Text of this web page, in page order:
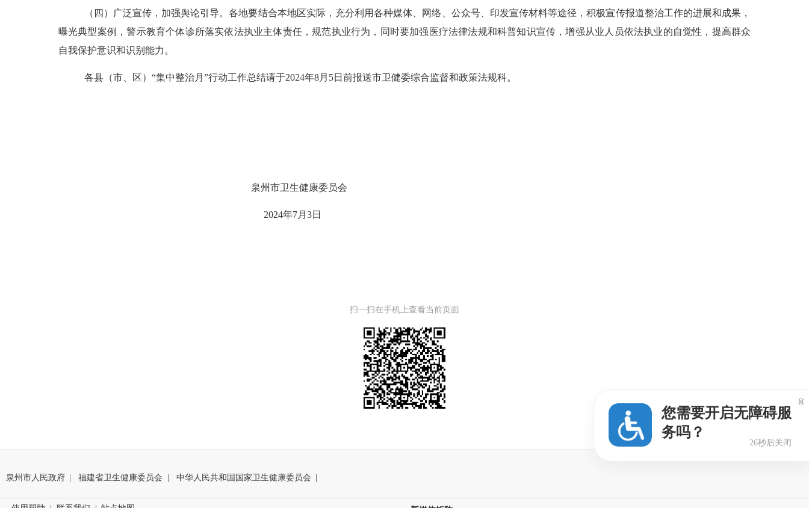
（四） 广泛宣传， 加强舆论引导。各地要结合本地区实际， 充分利用各种媒体、网络 公众号、印发宣传材料等途径，积极宣传报道整治工作的进展和成果，
曝光典型案例 ，警示教育个体诊所落实依法执业主体责任，规范执业行为， 同时要加强医疗法律法规和科普知识宣传，增强从业人员依法执业的自觉性，提高群众
自我保护意识和识别能力。
各县（市、区） “集中整治月”行动工作总结请于2024年8月5日前报送市卫健委综合监督和政策法规科。
泉州市卫生健康委员会
2024年7月3日
扫一扫在手机上查看当前页面
泉州市人民政府 福建省卫生健康委员会 中华人民共和国国家卫生健康委员会
您需要开启无障碍服
务吗？
26秒后关闭
